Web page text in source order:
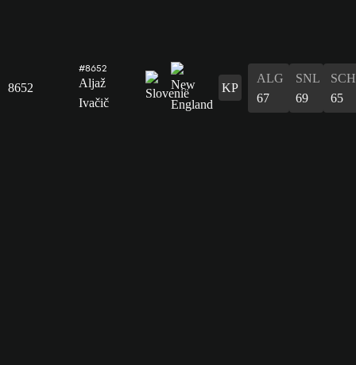
8652
#8652
Aljaž
Ivačič
KP
ALG
67
SNL
69
SCH
65